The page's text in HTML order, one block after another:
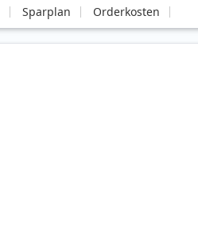
Sparplan Orderkosten